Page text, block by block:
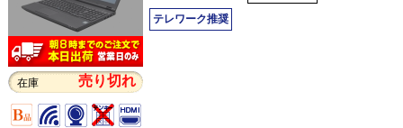
在庫 売り切れ
テレワーク推奨